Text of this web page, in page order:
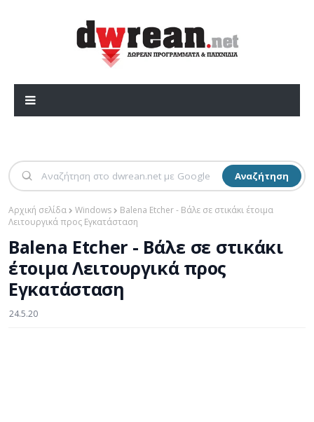
Αναζήτηση
Αρχική σελίδα Windows
Balena Etcher - Βάλε σε στικάκι έτοιμα
Λειτουργικά προς Εγκατάσταση
Balena Etcher - Βάλε σε στικάκι
έτοιμα Λειτουργικά προς
Εγκατάσταση
24.5.20